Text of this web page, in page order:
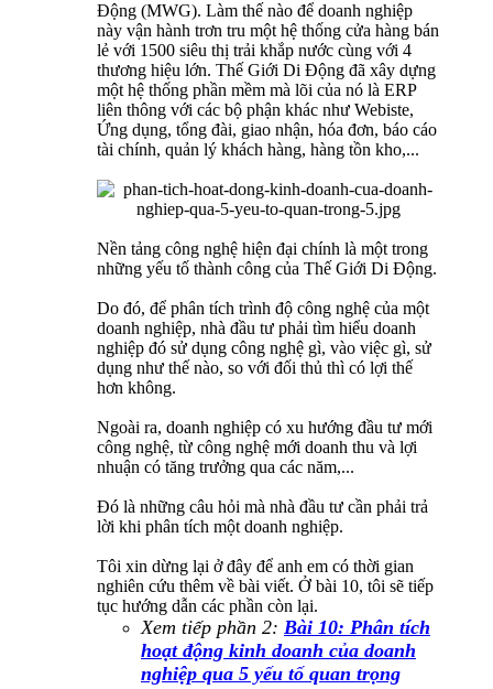
Động (MWG). Làm thế nào để doanh nghiệp
này vận hành trơn tru một hệ thống cửa hàng bán
lẻ với 1500 siêu thị trải khắp nước cùng với 4
thương hiệu lớn. Thế Giới Di Động đã xây dựng
một hệ thống phần mềm mà lõi của nó là ERP
liên thông với các bộ phận khác như Webiste,
Ứng dụng, tổng đài, giao nhận, hóa đơn, báo cáo
tài chính, quản lý khách hàng, hàng tồn kho,...
Nền tảng công nghệ hiện đại chính là một trong
những yếu tố thành công của Thế Giới Di Động.
Do đó, để phân tích trình độ công nghệ của một
doanh nghiệp, nhà đầu tư phải tìm hiểu doanh
nghiệp đó sử dụng công nghệ gì, vào việc gì, sử
dụng như thế nào, so với đối thủ thì có lợi thế
hơn không.
Ngoài ra, doanh nghiệp có xu hướng đầu tư mới
công nghệ, từ công nghệ mới doanh thu và lợi
nhuận có tăng trưởng qua các năm,...
Đó là những câu hỏi mà nhà đầu tư cần phải trả
lời khi phân tích một doanh nghiệp.
Tôi xin dừng lại ở đây để anh em có thời gian
nghiên cứu thêm về bài viết. Ở bài 10, tôi sẽ tiếp
tục hướng dẫn các phần còn lại.
Xem tiếp phần 2: Bài 10: Phân tích
hoạt động kinh doanh của doanh
nghiệp qua 5 yếu tố quan trọng